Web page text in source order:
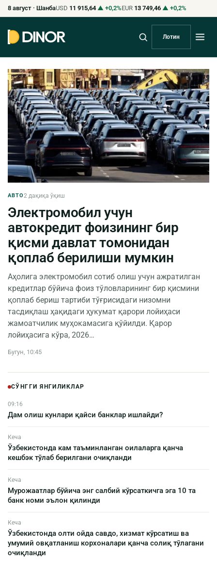
8 август · ШанбаUSD 11 915,64 ▲ +0,2%EUR 13 749,46 ▲ +0,2%
Лотин
АВТО2 дақиқа ўқиш
Электромобил учун
автокредит фоизининг бир
қисми давлат томонидан
қоплаб берилиши мумкин
Аҳолига электромобил сотиб олиш учун ажратилган
кредитлар бўйича фоиз тўловларининг бир қисмини
қоплаб бериш тартиби тўғрисидаги низомни
тасдиқлаш ҳақидаги ҳукумат қарори лойиҳаси
жамоатчилик муҳокамасига қўйилди. Қарор
лойиҳасига кўра, 2026…
Бугун, 10:45
СЎНГГИ ЯНГИЛИКЛАР
09:16
Дам олиш кунлари қайси банклар ишлайди?
Кеча
Ўзбекистонда кам таъминланган оилаларга қанча
кешбэк тўлаб берилгани очиқланди
Кеча
Мурожаатлар бўйича энг салбий кўрсаткичга эга 10 та
банк номи эълон қилинди
Кеча
Ўзбекистонда олти ойда савдо, хизмат кўрсатиш ва
умумий овқатланиш корхоналари қанча солиқ тўлагани
очиқланди